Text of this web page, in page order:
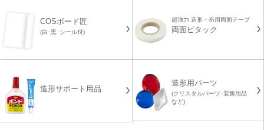
COSボード匠
(白･黒･シール付)
超強力 造形・布用両面テープ
両面ピタック
造形サポート用品
造形用パーツ
(クリスタルパーツ･装飾用品
など)